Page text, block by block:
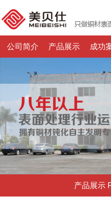
公司简介 产品展示 成功
产品展示